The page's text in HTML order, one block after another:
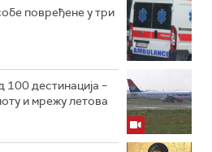
повређене у три
дестинација –
и мрежу летова